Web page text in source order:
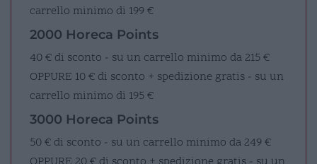
carrello minimo di 199 €
2000 Horeca Points
40 € di sconto - su un carrello minimo da 215 €
OPPURE 10 € di sconto + spedizione gratis - su un
carrello minimo di 195 €
3000 Horeca Points
50 € di sconto - su un carrello minimo da 249 €